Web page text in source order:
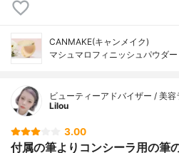
CANMAKE(キャンメイク)
マシュマロフィニッシュパウダー
ビューティーアドバイザー / 美
Lilou
3.00
付属の筆よりコンシーラ用の筆